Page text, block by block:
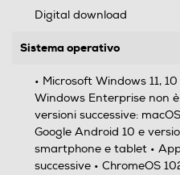
Digital download
Sistema operativo
• Microsoft Windows 11,
Windows Enterprise non
versioni successive:
Google Android 10 e
smartphone e tablet •
successive • ChromeOS